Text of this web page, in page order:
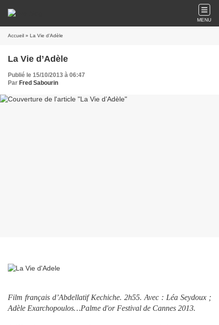
MENU
Accueil » La Vie d’Adèle
La Vie d’Adèle
Publié le 15/10/2013 à 06:47
Par Fred Sabourin
Film français d’Abdellatif Kechiche. 2h55. Avec : Léa Seydoux ;
Adèle Exarchopoulos…Palme d'or Festival de Cannes 2013.